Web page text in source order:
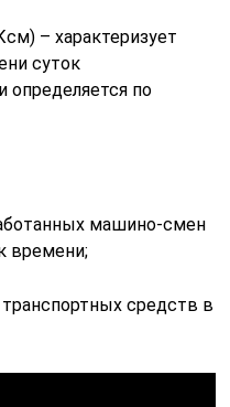
– характеризует
суток
определяется по
машино-смен
времени;
средств в